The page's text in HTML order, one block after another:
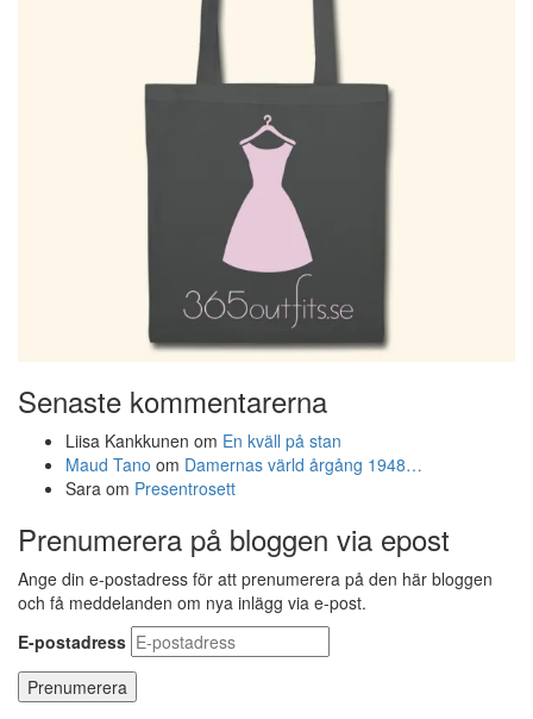
Senaste kommentarerna
Liisa Kankkunen om En kväll på stan
Maud Tano om Damernas värld årgång 1948…
Sara om Presentrosett
Prenumerera på bloggen via epost
Ange din e-postadress för att prenumerera på den här bloggen
och få meddelanden om nya inlägg via e-post.
E-postadress